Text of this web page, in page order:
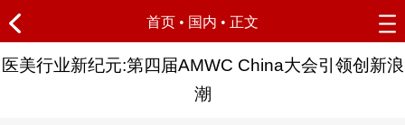
首页 • 国内 • 正文
医美行业新纪元:第四届AMWC China大会引领创新浪
潮